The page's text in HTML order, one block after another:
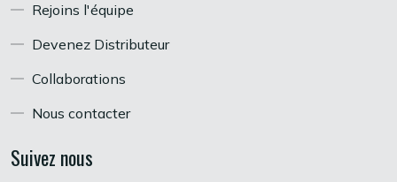
Rejoins l'équipe
Devenez Distributeur
Collaborations
Nous contacter
Suivez nous